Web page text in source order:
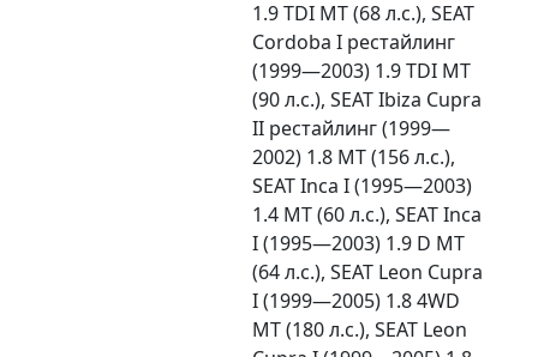
1.9 TDI MT (68 л.с.), SEAT
Cordoba I рестайлинг
(1999—2003) 1.9 TDI MT
(90 л.с.), SEAT Ibiza Cupra
II рестайлинг (1999—
2002) 1.8 MT (156 л.с.),
SEAT Inca I (1995—2003)
1.4 MT (60 л.с.), SEAT Inca
I (1995—2003) 1.9 D MT
(64 л.с.), SEAT Leon Cupra
I (1999—2005) 1.8 4WD
MT (180 л.с.), SEAT Leon